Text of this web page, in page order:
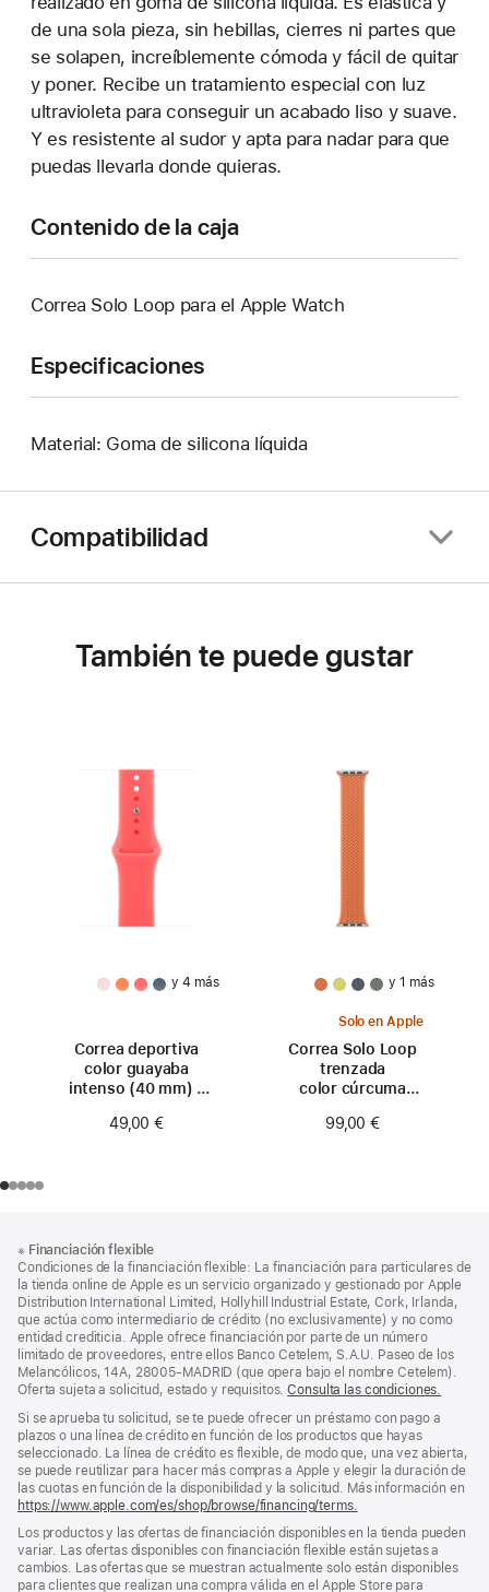
de una sola pieza, sin hebillas, cierres ni partes que
se solapen, increíblemente cómoda y fácil de quitar
y poner. Recibe un tratamiento especial con luz
ultravioleta para conseguir un acabado liso y suave.
Y es resistente al sudor y apta para nadar para que
puedas llevarla donde quieras.
Contenido de la caja
Correa Solo Loop para el Apple Watch
Especificaciones
Material: Goma de silicona líquida
Compatibilidad
También te puede gustar
y 4 más
Correa deportiva
color guayaba
intenso (40 mm) -
49,00 €
y 1 más
Solo en Apple
Correa Solo Loop
trenzada
color cúrcuma
99,00 €
a
pie
de
página
al
pie
※ Financiación flexible
Condiciones de la financiación flexible: La financiación para particulares de
la tienda online de Apple es un servicio organizado y gestionado por Apple
Distribution International Limited, Hollyhill Industrial Estate, Cork, Irlanda,
que actúa como intermediario de crédito (no exclusivamente) y no como
entidad crediticia. Apple ofrece financiación por parte de un número
limitado de proveedores, entre ellos Banco Cetelem, S.A.U. Paseo de los
Melancólicos, 14A, 28005-MADRID (que opera bajo el nombre Cetelem).
Oferta sujeta a solicitud, estado y requisitos.Consulta las condiciones.
Si se aprueba tu solicitud, se te puede ofrecer un préstamo con pago a
plazos o una línea de crédito en función de los productos que hayas
seleccionado. La línea de crédito es flexible, de modo que, una vez abierta,
se puede reutilizar para hacer más compras a Apple y elegir la duración de
las cuotas en función de la disponibilidad y la solicitud. Más información en
https://www.apple.com/es/shop/browse/financing/terms.
Los productos y las ofertas de financiación disponibles en la tienda pueden
variar. Las ofertas disponibles con financiación flexible están sujetas a
cambios. Las ofertas que se muestran actualmente solo están disponibles
para clientes que realizan una compra válida en el Apple Store para